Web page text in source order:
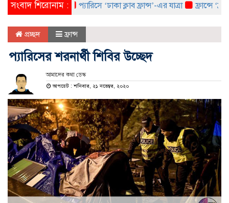
সংবাদ শিরোনাম :প্যারিসে ‘ঢাকা ক্লাব ফ্রান্স’-এর যাত্রা ফ্রান্সে
প্রচ্ছদ ফ্রান্স
প্যারিসের শরনার্থী শিবির উচ্ছেদ
আমাদের কথা ডেস্ক
আপডেট : শনিবার, ২১ নভেম্বর, ২০২০